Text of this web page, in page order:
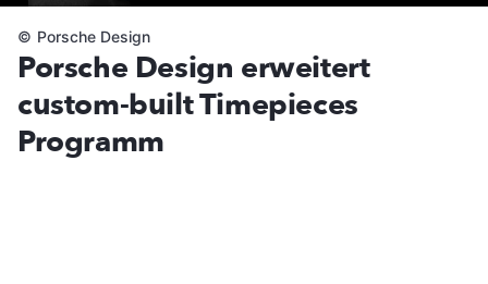
Porsche Design erweitert
custom-built Timepieces
Programm
© Porsche Design